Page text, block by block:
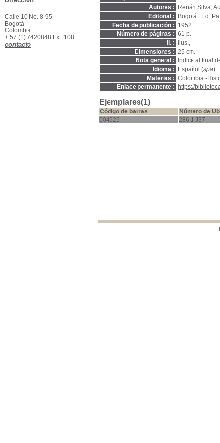
Autores :
Renán Silva,
Editorial :
Bogotá : Ed.
Fecha de publicación : 1952
Número de páginas : 61 p.
Il. : ilus.,
Dimensiones : 25 cm.
Nota general :
Indice al final
Idioma :
Español (spa)
Materias : Colombia -
Enlace permanente :
https://
Ejemplares(1)
Código de barras
Número de
004525
286.1 J37
Calle 10 No. 8-95
Bogotá
Colombia
+ 57 (1) 7420848 Ext. 108
contacto